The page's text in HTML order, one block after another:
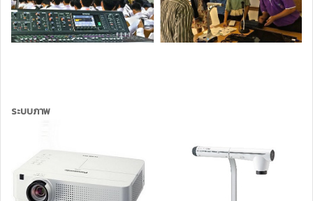
ระบบภาพ